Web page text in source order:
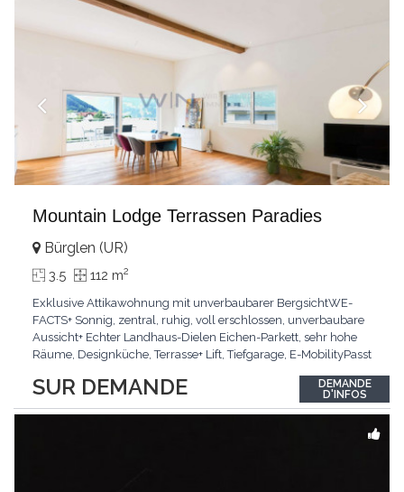
Mountain Lodge Terrassen Paradies
SUR DEMANDE
Bürglen (UR)
3.5 112 m2
Exklusive Attikawohnung mit unverbaubarer BergsichtWE-
FACTS+ Sonnig, zentral, ruhig, voll erschlossen, unverbaubare
Aussicht+ Echter Landhaus-Dielen Eichen-Parkett, sehr hohe
Räume, Designküche, Terrasse+ Lift, Tiefgarage, E-MobilityPasst
ArchitekturKLARTEXT: Grosszügig, sonnig und kompromisslos
hochwertig mit Logenplatz.Interessiert?...
DEMANDE
D'INFOS